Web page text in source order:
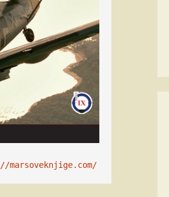
Енвер Ћемаловић
Стеван Роглић
Антон Тус
Божидар
Милоје Павловић
marsoveknjige.com/